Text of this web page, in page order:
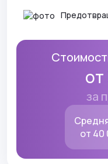
за
от 40